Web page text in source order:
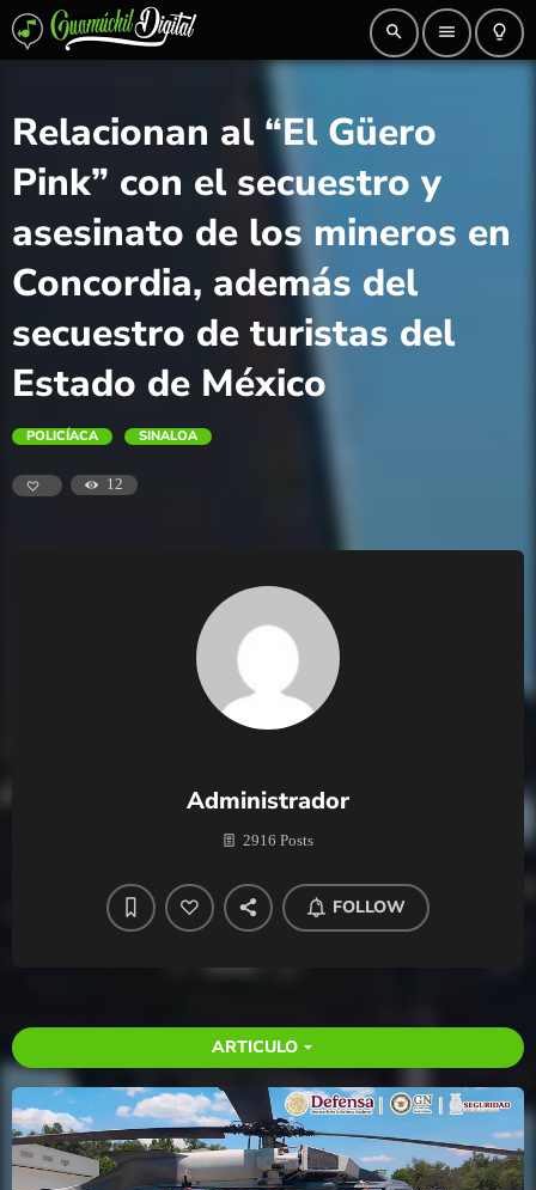
search menu lightbulb_outline
Relacionan al “El Güero
Pink” con el secuestro y
asesinato de los mineros en
Concordia, además del
secuestro de turistas del
Estado de México
POLICÍACA SINALOA
12
Administrador
2916 Posts
FOLLOW
ARTICULO arrow_drop_down